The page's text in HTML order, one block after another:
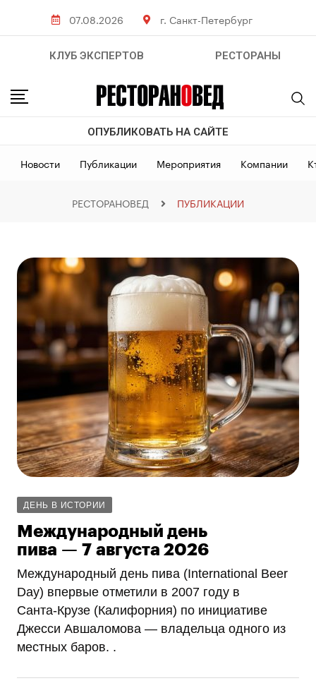
07.08.2026 г. Санкт-Петербург
КЛУБ ЭКСПЕРТОВ РЕСТОРАНЫ
ОПУБЛИКОВАТЬ НА САЙТЕ
Новости Публикации Мероприятия Компании
РЕСТОРАНОВЕД ПУБЛИКАЦИИ
ДЕНЬ В ИСТОРИИ
Международный день
пива — 7 августа 2026
Международный день пива (International Beer
Day) впервые отметили в 2007 году в
Санта‑Крузе (Калифорния) по инициативе
Джесси Авшаломова — владельца одного из
местных баров. .